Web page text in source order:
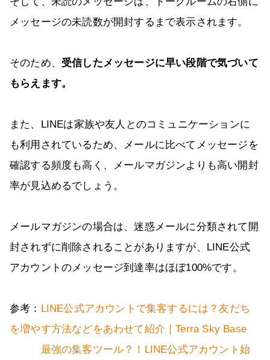
メッセージの未読数が開封するまで表示されます。
そのため、 受信したメッセージに早い段階で気づいて
もらえます。
また、LINEは家族や友人とのコミュニケーションに
も利用されているため、メールに比べてメッセージを
確認する頻度も高く、メールマガジンよりも高い開封
率が見込めるでしょう。
メールマガジンの場合は、迷惑メールに分類されて開
封されずに削除されることがありますが、LINE公式
アカウントのメッセージ到達率はほぼ100%です。
参考： LINE公式アカウントで集客するには？友だち
を増やす方法などをあわせて紹介｜Terra Sky Base
最強の集客ツール？！LINE公式アカウント始